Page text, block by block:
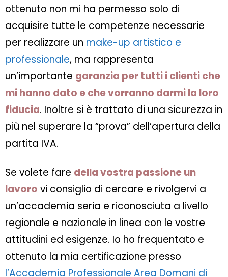
ottenuto non mi ha permesso solo di
acquisire tutte le competenze necessarie
per realizzare un make-up artistico e
professionale, ma rappresenta
un’importante garanzia per tutti i clienti che
mi hanno dato e che vorranno darmi la loro
fiducia. Inoltre si è trattato di una sicurezza in
più nel superare la “prova” dell’apertura della
partita IVA.
Se volete fare della vostra passione un
lavoro vi consiglio di cercare e rivolgervi a
un’accademia seria e riconosciuta a livello
regionale e nazionale in linea con le vostre
attitudini ed esigenze. Io ho frequentato e
ottenuto la mia certificazione presso
l’Accademia Professionale Area Domani di